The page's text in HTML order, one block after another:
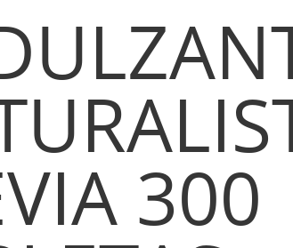
300